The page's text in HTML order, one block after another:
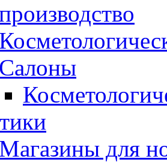
Салоны
Магазины для